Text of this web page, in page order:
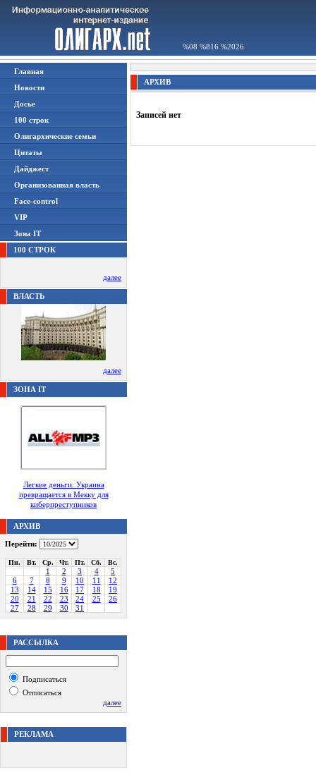
%08 %816 %2026
Главная
Новости
Досье
100 строк
Олигархические семьи
Цитаты
Дайджест
Организованная власть
Face-control
VIP
Зона IT
100 СТРОК
далее
ВЛАСТЬ
далее
ЗОНА IT
Легкие деньги: Украина
превращается в Мекку для
киберпреступников
АРХИВ
Перейти:
Пн. Вт. Ср. Чт. Пт. Сб. Вс.
1 2 3 4
5
6
7 8 9 10 11
12
13
14 15 16 17 18
19
20
21 22 23 24 25
26
27
28 29 30 31
РАССЫЛКА
Подписаться
Отписаться
далее
РЕКЛАМА
АРХИВ
Записей нет